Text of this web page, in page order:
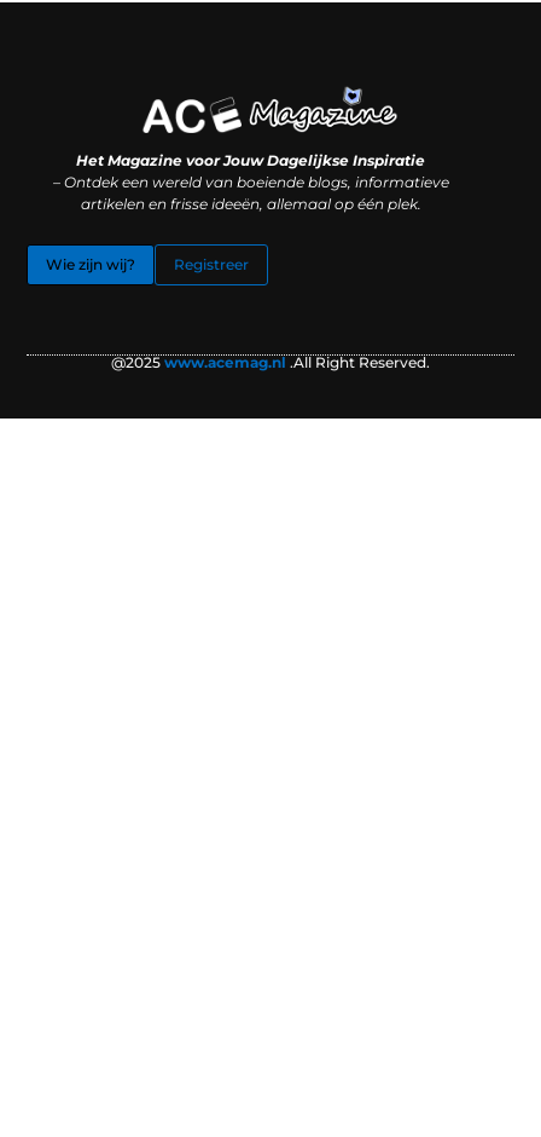
Het Magazine voor Jouw Dagelijkse Inspiratie
– Ontdek een wereld van boeiende blogs, informatieve
artikelen en frisse ideeën, allemaal op één plek.
Wie zijn wij? Registreer
@2025www.acemag.nl .All Right Reserved.